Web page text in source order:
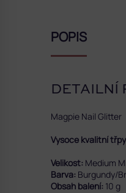
POPIS
DETAILNÍ
Magpie Nail Glitter
Vysoce kvalitní
Velikost: Medium
Barva: Burgundy/
Obsah balení: 10 g